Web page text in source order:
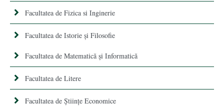
Facultatea de Fizica si Inginerie
Facultatea de Istorie şi Filosofie
Facultatea de Matematică şi Informatică
Facultatea de Litere
Facultatea de Științe Economice